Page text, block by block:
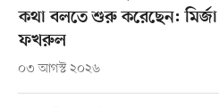
কথা বলতে শুরু করেছেন: মির্জা
ফখরুল
০৩ আগস্ট ২০২৬